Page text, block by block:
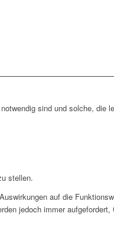
sind und solche,
stellen.
auf die
jedoch immer